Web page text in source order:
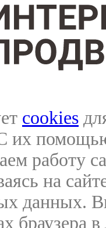
cookies
их
работу
на
данных.
браузера